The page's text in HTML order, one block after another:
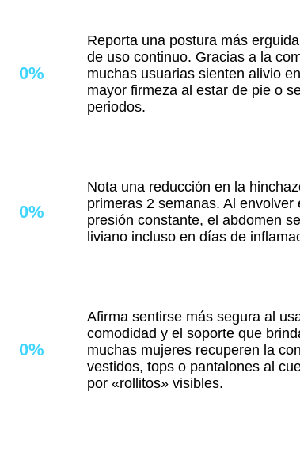
0%
Reporta una postura más
de uso continuo. Gracias a la
muchas usuarias sienten alivio
mayor firmeza al estar de pie o
periodos.
0%
Nota una reducción en la
primeras 2 semanas. Al envolver
presión constante, el abdomen
liviano incluso en días de
0%
Afirma sentirse más segura al
comodidad y el soporte que
muchas mujeres recuperen la
vestidos, tops o pantalones al
por «rollitos» visibles.